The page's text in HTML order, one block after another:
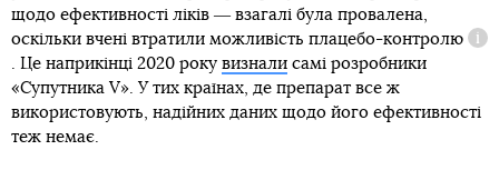
щодо ефективності ліків ― взагалі була провалена,
оскільки вчені втратили можливість плацебо-контролю
. Це наприкінці 2020 року визнали самі розробники
«Супутника V». У тих країнах, де препарат все ж
використовують, надійних даних щодо його ефективності
теж немає.